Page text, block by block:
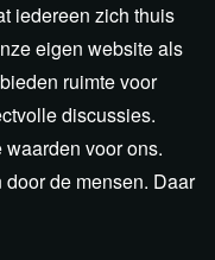
iedereen zich thuis
eigen website als
ruimte voor
discussies.
voor ons.
de mensen. Daar